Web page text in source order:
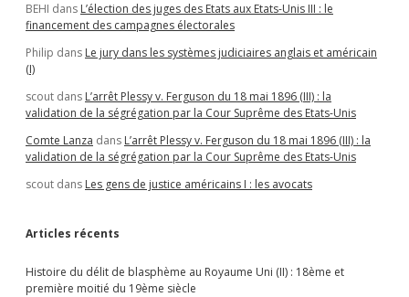
BEHI dans L’élection des juges des Etats aux Etats-Unis III : le
financement des campagnes électorales
Philip dans Le jury dans les systèmes judiciaires anglais et américain
(I)
scout dans L’arrêt Plessy v. Ferguson du 18 mai 1896 (III) : la
validation de la ségrégation par la Cour Suprême des Etats-Unis
Comte Lanza dans L’arrêt Plessy v. Ferguson du 18 mai 1896 (III) : la
validation de la ségrégation par la Cour Suprême des Etats-Unis
scout dans Les gens de justice américains I : les avocats
Articles récents
Histoire du délit de blasphème au Royaume Uni (II) : 18ème et
première moitié du 19ème siècle